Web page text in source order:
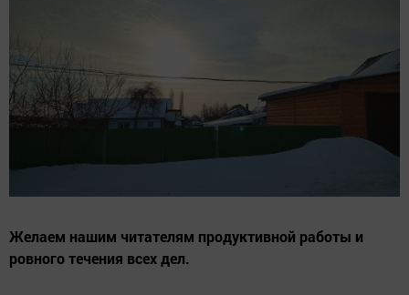
Желаем нашим читателям продуктивной работы и
ровного течения всех дел.